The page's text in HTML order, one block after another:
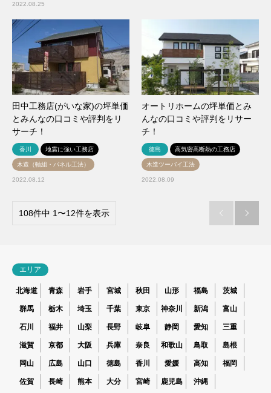
2022.08.25
田中工務店(がいな家)の坪単価
とみんなの口コミや評判をリ
サーチ！
香川 地震に強い工務店
木造（軸組・パネル工法）
2022.08.12
オートリホームの坪単価とみ
んなの口コミや評判をリサー
チ！
徳島 高気密高断熱の工務店
木造ツーバイ工法
2022.08.09
108件中 1〜12件を表示  
エリア
北海道 青森 岩手 宮城 秋田 山形 福島 茨城
群馬 栃木 埼玉 千葉 東京 神奈川 新潟 富山
石川 福井 山梨 長野 岐阜 静岡 愛知 三重
滋賀 京都 大阪 兵庫 奈良 和歌山 鳥取 島根
岡山 広島 山口 徳島 香川 愛媛 高知 福岡
佐賀 長崎 熊本 大分 宮崎 鹿児島 沖縄